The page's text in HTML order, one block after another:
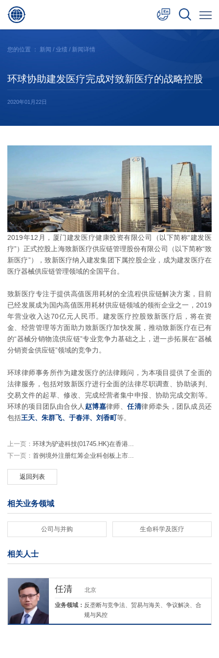
日本語
您的位置 ： 新闻 / 业绩 / 新闻详情
环球协助建发医疗完成对致新医疗的战略控股
2020年01月22日
2019年12月，厦门建发医疗健康投资有限公司（以下简称“建发医
疗”）正式控股上海致新医疗供应链管理股份有限公司（以下简称“致
新医疗”），致新医疗纳入建发集团下属控股企业，成为建发医疗在
医疗器械供应链管理领域的全国平台。
致新医疗专注于提供高值医用耗材的全流程供应链解决方案，目前
已经发展成为国内高值医用耗材供应链领域的领衔企业之一，2019
年营业收入达70亿元人民币。建发医疗控股致新医疗后，将在资
金、经营管理等方面助力致新医疗加快发展，推动致新医疗在已有
的“器械分销物流供应链”专业竞争力基础之上，进一步拓展在“器械
分销资金供应链”领域的竞争力。
环球律师事务所作为建发医疗的法律顾问，为本项目提供了全面的
法律服务，包括对致新医疗进行全面的法律尽职调查、协助谈判、
交易文件的起草、修改、完成经营者集中申报、协助完成交割等。
环球的项目团队由合伙人 赵博嘉律师、任清律师牵头，团队成员还
包括王天、朱群飞、于春洋、刘香町等。
上一页： 环球为驴迹科技(01745.HK)在香港...
下一页： 首例境外注册红筹企业科创板上市...
返回列表
相关业务领域
公司与并购 生命科学及医疗
相关人士
任清 北京
业务领域： 反垄断与竞争法、贸易与海关、争议解决、合
规与风控